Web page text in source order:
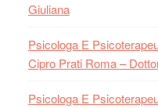
Giuliana
Psicologa E
Cipro Prati Roma –
Psicologa E